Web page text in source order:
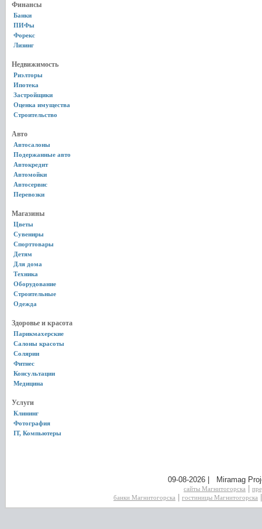
Финансы
Банки
ПИФы
Форекс
Лизинг
Недвижимость
Риэлторы
Ипотека
Застройщики
Оценка имущества
Строительство
Авто
Автосалоны
Подержанные авто
Автокредит
Автомойки
Автосервис
Перевозки
Магазины
Цветы
Сувениры
Спорттовары
Детям
Для дома
Техника
Оборудование
Строительные
Одежда
Здоровье и красота
Парикмахерские
Салоны красоты
Солярии
Фитнес
Консультации
Медицина
Услуги
Клининг
Фотография
IT, Компьютеры
09-08-2026 | Miramag
сайты Магнитогорска
банки Магнитогорска
гостиницы Магнитогорска